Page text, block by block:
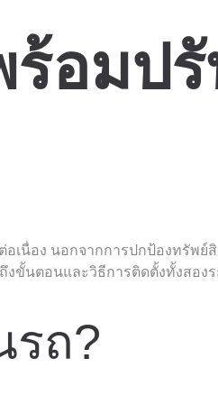
อมป
เนื่อง นอกจากการปกป้องทรัพย์
ขั้นตอนและวิธีการติดตั้งทั้งสองร
รถ?